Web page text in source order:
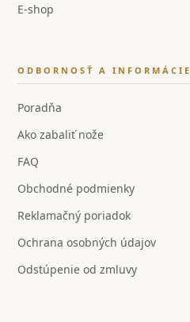
E-shop
ODBORNOSŤ A INFORMÁCIE
Poradňa
Ako zabaliť nože
FAQ
Obchodné podmienky
Reklamačný poriadok
Ochrana osobných údajov
Odstúpenie od zmluvy